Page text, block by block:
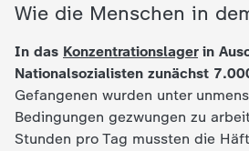
n
Wie die Menschen in
In das Konzentrationslagerin
Nationalsozialisten zunächst
Gefangenen wurden unter
Bedingungen gezwungen zu
Stunden pro Tag mussten die